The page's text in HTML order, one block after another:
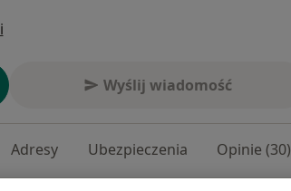
Wyślij wiadomość
Adresy Ubezpieczenia Opinie (30)